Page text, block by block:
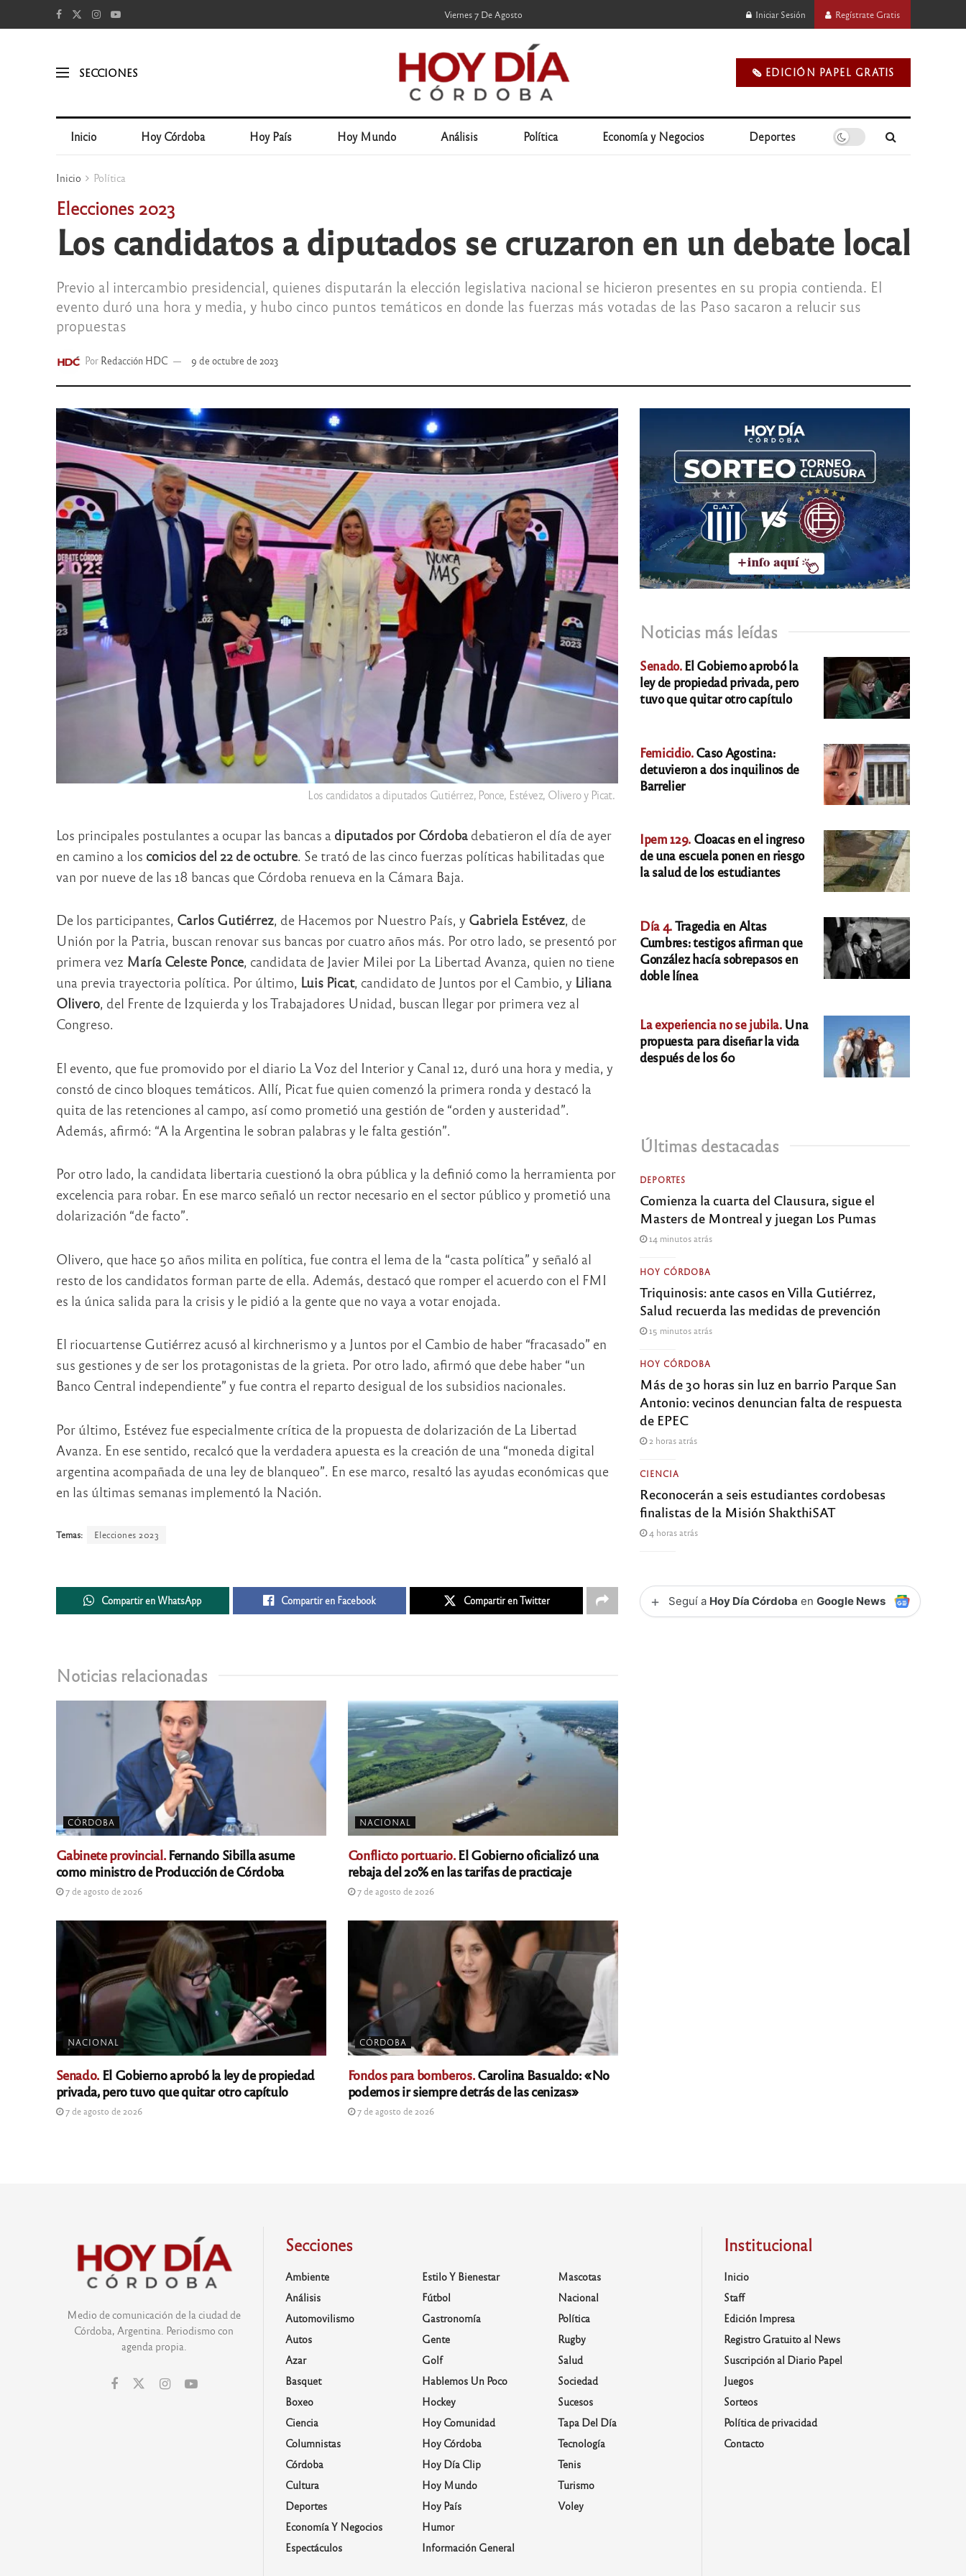
Viernes 7 De Agosto Iniciar Sesión Regístrate Gratis
SECCIONES 🗞️ EDICIÓN PAPEL GRATIS
Inicio Hoy Córdoba Hoy País Hoy Mundo Análisis Política Economía y Negocios Deportes
Inicio Política
Elecciones 2023
Los candidatos a diputados se cruzaron en un debate local
Previo al intercambio presidencial, quienes disputarán la elección legislativa nacional se hicieron presentes en su propia contienda. El
evento duró una hora y media, y hubo cinco puntos temáticos en donde las fuerzas más votadas de las Paso sacaron a relucir sus
propuestas
Por Redacción HDC 9 de octubre de 2023
Los candidatos a diputados Gutiérrez, Ponce, Estévez, Olivero y Picat.
Los principales postulantes a ocupar las bancas a diputados por Córdobadebatieron el día de ayer
en camino a los comicios del 22 de octubre. Se trató de las cinco fuerzas políticas habilitadas que
van por nueve de las 18 bancas que Córdoba renueva en la Cámara Baja.
De los participantes, Carlos Gutiérrez, de Hacemos por Nuestro País, y Gabriela Estévez, de
Unión por la Patria, buscan renovar sus bancas por cuatro años más. Por otro lado, se presentó por
primera vez María Celeste Ponce, candidata de Javier Milei por La Libertad Avanza, quien no tiene
una previa trayectoria política. Por último, Luis Picat, candidato de Juntos por el Cambio, y Liliana
Olivero, del Frente de Izquierda y los Trabajadores Unidad, buscan llegar por primera vez al
Congreso.
El evento, que fue promovido por el diario La Voz del Interior y Canal 12, duró una hora y media, y
constó de cinco bloques temáticos. Allí, Picat fue quien comenzó la primera ronda y destacó la
quita de las retenciones al campo, así como prometió una gestión de “orden y austeridad”.
Además, afirmó: “A la Argentina le sobran palabras y le falta gestión”.
Por otro lado, la candidata libertaria cuestionó la obra pública y la definió como la herramienta por
excelencia para robar. En ese marco señaló un rector necesario en el sector público y prometió una
dolarización “de facto”.
Olivero, que hace 50 años milita en política, fue contra el lema de la “casta política” y señaló al
resto de los candidatos forman parte de ella. Además, destacó que romper el acuerdo con el FMI
es la única salida para la crisis y le pidió a la gente que no vaya a votar enojada.
El riocuartense Gutiérrez acusó al kirchnerismo y a Juntos por el Cambio de haber “fracasado” en
sus gestiones y de ser los protagonistas de la grieta. Por otro lado, afirmó que debe haber “un
Banco Central independiente” y fue contra el reparto desigual de los subsidios nacionales.
Por último, Estévez fue especialmente crítica de la propuesta de dolarización de La Libertad
Avanza. En ese sentido, recalcó que la verdadera apuesta es la creación de una “moneda digital
argentina acompañada de una ley de blanqueo”. En ese marco, resaltó las ayudas económicas que
en las últimas semanas implementó la Nación.
Temas: Elecciones 2023
Compartir en WhatsApp Compartir en Facebook Compartir en Twitter
Noticias relacionadas
CÓRDOBA
Gabinete provincial.Fernando Sibilla asume
como ministro de Producción de Córdoba
7 de agosto de 2026
NACIONAL
Conflicto portuario.El Gobierno oficializó una
rebaja del 20% en las tarifas de practicaje
7 de agosto de 2026
NACIONAL
Senado.El Gobierno aprobó la ley de propiedad
privada, pero tuvo que quitar otro capítulo
7 de agosto de 2026
CÓRDOBA
Fondos para bomberos.Carolina Basualdo: «No
podemos ir siempre detrás de las cenizas»
7 de agosto de 2026
Noticias más leídas
Senado.El Gobierno aprobó la
ley de propiedad privada, pero
tuvo que quitar otro capítulo
Femicidio.Caso Agostina:
detuvieron a dos inquilinos de
Barrelier
Ipem 129. Cloacas en el ingreso
de una escuela ponen en riesgo
la salud de los estudiantes
Día 4.Tragedia en Altas
Cumbres: testigos afirman que
González hacía sobrepasos en
doble línea
La experiencia no se jubila.Una
propuesta para diseñar la vida
después de los 60
Últimas destacadas
DEPORTES
Comienza la cuarta del Clausura, sigue el
Masters de Montreal y juegan Los Pumas
14 minutos atrás
HOY CÓRDOBA
Triquinosis: ante casos en Villa Gutiérrez,
Salud recuerda las medidas de prevención
15 minutos atrás
HOY CÓRDOBA
Más de 30 horas sin luz en barrio Parque San
Antonio: vecinos denuncian falta de respuesta
de EPEC
2 horas atrás
CIENCIA
Reconocerán a seis estudiantes cordobesas
finalistas de la Misión ShakthiSAT
4 horas atrás
+ Seguí a Hoy Día Córdoba enGoogle News
Medio de comunicación de la ciudad de
Córdoba, Argentina. Periodismo con
agenda propia.
Secciones
Ambiente
Análisis
Automovilismo
Autos
Azar
Basquet
Boxeo
Ciencia
Columnistas
Córdoba
Cultura
Deportes
Economía Y Negocios
Espectáculos
Estilo Y Bienestar
Fútbol
Gastronomía
Gente
Golf
Hablemos Un Poco
Hockey
Hoy Comunidad
Hoy Córdoba
Hoy Día Clip
Hoy Mundo
Hoy País
Humor
Información General
Mascotas
Nacional
Política
Rugby
Salud
Sociedad
Sucesos
Tapa Del Día
Tecnología
Tenis
Turismo
Voley
Institucional
Inicio
Staff
Edición Impresa
Registro Gratuito al News
Suscripción al Diario Papel
Juegos
Sorteos
Política de privacidad
Contacto